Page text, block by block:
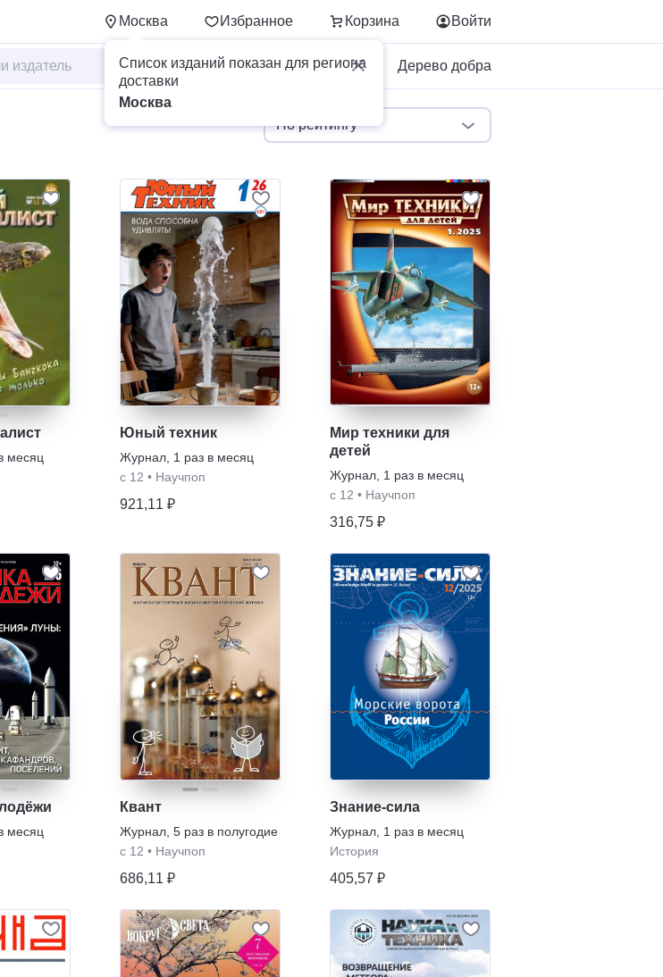
Москва Избранное Корзина
Список изданий показан для региона
доставки
Москва
Войти
Для бизнеса Дерево добра
По рейтингу
месяц
Юный техник
Журнал, 1 раз в месяц
с 12 • Научпоп
921,11 ₽
Мир техники для
детей
Журнал 1 раз в месяц
с 12 • Научпоп
316,75 ₽
месяц
Квант
Журнал, 5 раз в полугодие
с 12 • Научпоп
686,11 ₽
Знание-сила
Журнал 1 раз в месяц
История
405,57 ₽